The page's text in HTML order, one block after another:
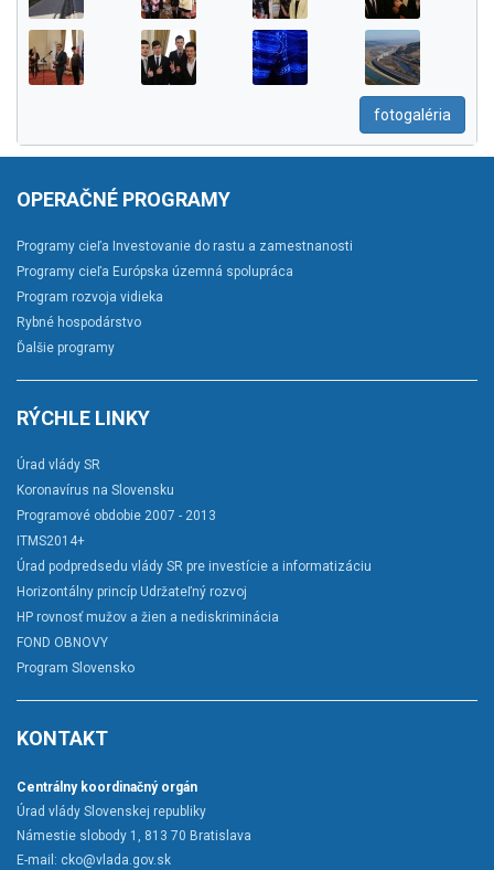
fotogaléria
OPERAČNÉ PROGRAMY
Programy cieľa Investovanie do rastu a zamestnanosti
Programy cieľa Európska územná spolupráca
Program rozvoja vidieka
Rybné hospodárstvo
Ďalšie programy
RÝCHLE LINKY
Úrad vlády SR
Koronavírus na Slovensku
Programové obdobie 2007 - 2013
ITMS2014+
Úrad podpredsedu vlády SR pre investície a informatizáciu
Horizontálny princíp Udržateľný rozvoj
HP rovnosť mužov a žien a nediskriminácia
FOND OBNOVY
Program Slovensko
KONTAKT
Centrálny koordinačný orgán
Úrad vlády Slovenskej republiky
Námestie slobody 1, 813 70 Bratislava
E-mail: cko@vlada.gov.sk